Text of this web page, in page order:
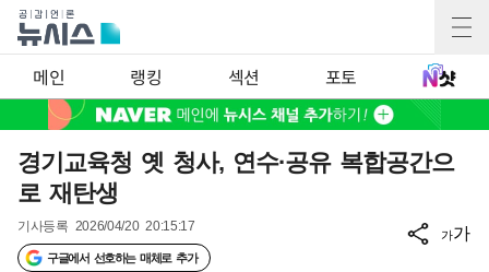
메인 랭킹 섹션 포토
경기교육청 옛 청사, 연수·공유 복합공간으
로 재탄생
기사등록 2026/04/20 20:15:17
구글에서 선호하는 매체로 추가
가가